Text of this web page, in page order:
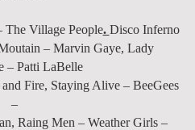
Village People. Disco Inferno
– Marvin Gaye, Lady
– Patti LaBelle
Fire, Staying Alive – BeeGees
–
Raing Men – Weather Girls –